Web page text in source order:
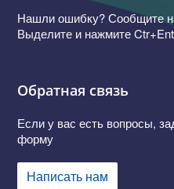
Нашли ошибку? Сообщите
Выделите и нажмите
Обратная связь
Если у вас есть вопросы,
форму
Написать нам